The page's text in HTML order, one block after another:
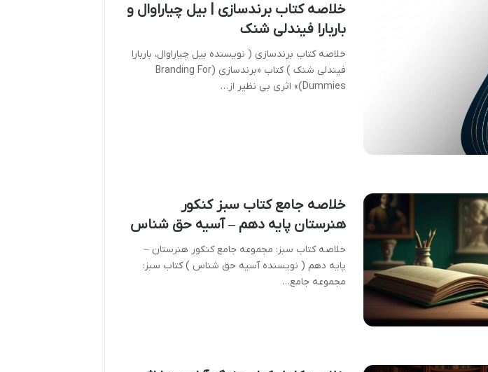
خلاصه کتاب برندسازی | بیل چیاراوال و
باربارا فیندلی شنک
خلاصه کتاب برندسازی ( نویسنده بیل چیاراوال، باربارا
فیندلی شنک ) کتاب «برندسازی (Branding For
Dummies)» اثری بی نظیر از…
خلاصه جامع کتاب سبز کنکور
هنرستان پایه دهم – آسیه حق شناس
خلاصه کتاب سبز: مجموعه جامع کنکور هنرستان –
پایه دهم ( نویسنده آسیه حق شناس ) کتاب سبز:
مجموعه جامع…